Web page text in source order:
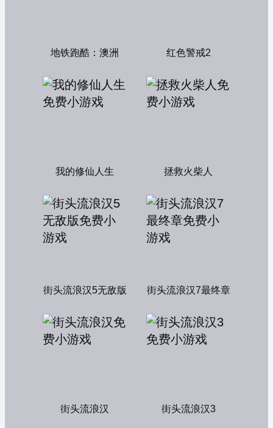
地铁跑酷：澳洲 红色警戒2
我的修仙人生 拯救火柴人
街头流浪汉5无敌版 街头流浪汉7最终章
街头流浪汉 街头流浪汉3